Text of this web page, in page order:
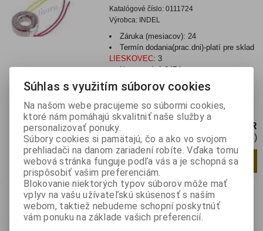
Katalógové číslo: 0111724
Výrobca: INDEL
Záruka (mesiacov): 24
Termín dodania(prac.dni)-platí pre sklad
LIESKOVEC: 3
Hmotnosť:1,247 kg
Hmotnosť balenia:
1,247 kg
24V; 5A; Výv: vodiče
51,14 EUR
41,58 EUR (Cena bez DPH)
ks Pridať do košíka
230V/2x12V 120W
Katalógové číslo:0111725
Výrobca:INDEL
Súhlas s využitím súborov cookies
Na našom webe pracujeme so súbormi cookies,
ktoré nám pomáhajú skvalitniť naše služby a
personalizovať ponuky.
Súbory cookies si pamätajú, čo a ako vo svojom
prehliadači na danom zariadení robíte. Vďaka tomu
webová stránka funguje podľa vás a je schopná sa
prispôsobiť vašim preferenciám.
Blokovanie niektorých typov súborov môže mať
vplyv na vašu užívateľskú skúsenosť s naším
webom, taktiež nebudeme schopní poskytnúť
vám ponuku na základe vašich preferencií.